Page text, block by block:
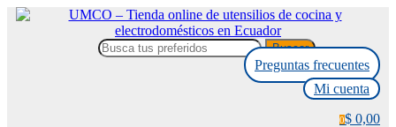
Buscar
Preguntas frecuentes
Mi cuenta
0$ 0,00